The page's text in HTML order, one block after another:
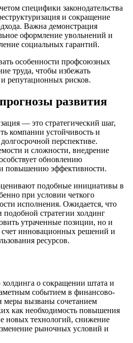
специфики законодательства
и сокращение
Важна демонстрация
оформление увольнений и
социальных гарантий.
особенности профсоюзных
труда, чтобы избежать
репутационных рисков.
развития
— это стратегический шаг,
компании устойчивость и
перспективе.
и сложности, внедрение
обновлению
повышению эффективности.
подобные инициативы в
при условии четкого
исполнения. Ожидается, что
стратегии холдинг
утраченные позиции, но и
инновационных решений и
ресурсов.
о сокращении штата и
событием в финансово-
меры вызваны сочетанием
как необходимость повышения
новых технологий, снижение
рыночных условий и